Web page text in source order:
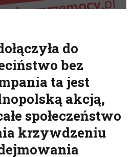
do
bez
ta jest
akcją,
społeczeństwo
krzywdzeniu